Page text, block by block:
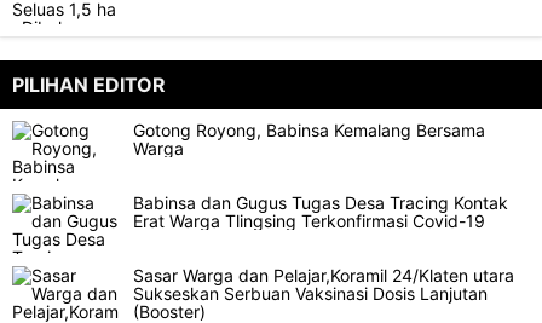
PILIHAN EDITOR
Gotong Royong, Babinsa Kemalang Bersama
Warga
Babinsa dan Gugus Tugas Desa Tracing Kontak
Erat Warga Tlingsing Terkonfirmasi Covid-19
Sasar Warga dan Pelajar,Koramil 24/Klaten utara
Sukseskan Serbuan Vaksinasi Dosis Lanjutan
(Booster)